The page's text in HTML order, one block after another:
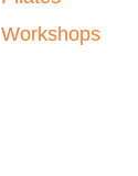
Workshops